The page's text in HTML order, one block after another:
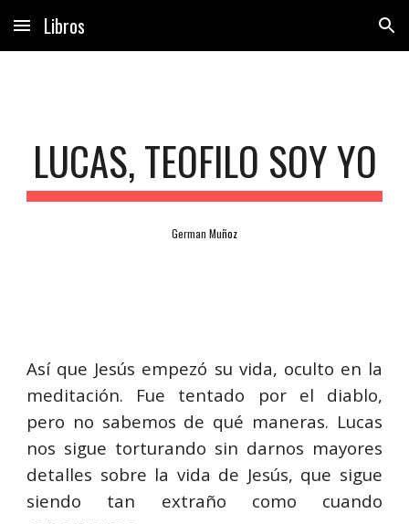
Skip to main content Skip to navigation
Libros
LUCAS, TEOFILO SOY YO
German Muñoz
Así que Jesús empezó su vida, oculto en la
meditación. Fue tentado por el diablo,
pero no sabemos de qué maneras. Lucas
nos sigue torturando sin darnos mayores
detalles sobre la vida de Jesús, que sigue
siendo tan extraño como cuando